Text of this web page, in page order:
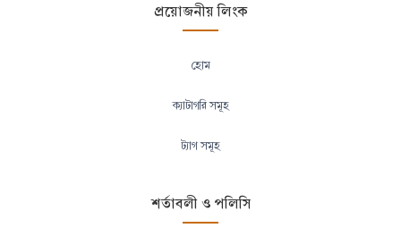
প্রয়োজনীয় লিংক
হোম
ক্যাটাগরি সমূহ
ট্যাগ সমূহ
শর্তাবলী ও পলিসি